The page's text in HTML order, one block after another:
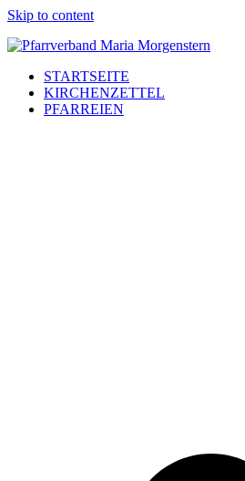
Skip to content
STARTSEITE
KIRCHENZETTEL
PFARREIEN